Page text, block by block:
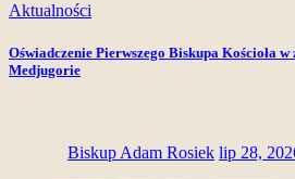
Aktualności
Oświadczenie Pierwszego Biskupa Kościoła
Medjugorie
Biskup Adam Rosiek lip 28,